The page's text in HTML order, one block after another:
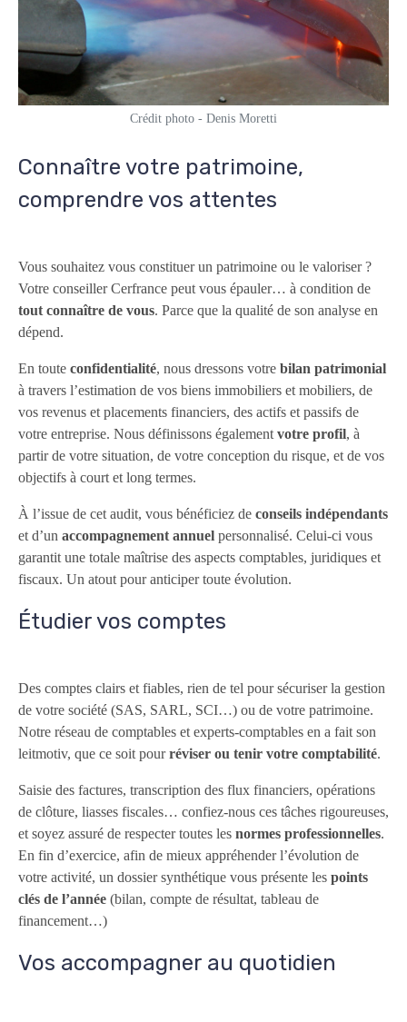
Crédit photo - Denis Moretti
Connaître votre patrimoine,
comprendre vos attentes
Vous souhaitez vous constituer un patrimoine ou le valoriser ?
Votre conseiller Cerfrance peut vous épauler… à condition de
tout connaître de vous. Parce que la qualité de son analyse en
dépend.
En toute confidentialité, nous dressons votre bilan patrimonial
à travers l’estimation de vos biens immobiliers et mobiliers, de
vos revenus et placements financiers, des actifs et passifs de
votre entreprise. Nous définissons également votre profil, à
partir de votre situation, de votre conception du risque, et de vos
objectifs à court et long termes.
À l’issue de cet audit, vous bénéficiez de conseils indépendants
et d’un accompagnement annuel personnalisé. Celui-ci vous
garantit une totale maîtrise des aspects comptables, juridiques et
fiscaux. Un atout pour anticiper toute évolution.
Étudier vos comptes
Des comptes clairs et fiables, rien de tel pour sécuriser la gestion
de votre société (SAS, SARL, SCI…) ou de votre patrimoine.
Notre réseau de comptables et experts-comptables en a fait son
leitmotiv, que ce soit pourréviser ou tenir votre comptabilité.
Saisie des factures, transcription des flux financiers, opérations
de clôture, liasses fiscales… confiez-nous ces tâches rigoureuses,
et soyez assuré de respecter toutes les normes professionnelles.
En fin d’exercice, afin de mieux appréhender l’évolution de
votre activité, un dossier synthétique vous présente les points
clés de l’année (bilan, compte de résultat, tableau de
financement…)
Vos accompagner au quotidien